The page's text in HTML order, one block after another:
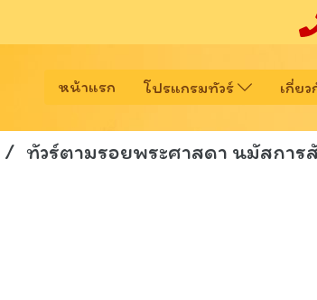
หน้าแรก โปรแกรมทัวร์ เกี่ยว
ทัวร์ตามรอยพระศาสดา นมัสการ